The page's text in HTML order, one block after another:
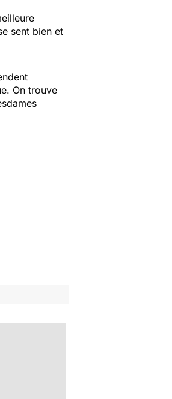
sent bien et
On trouve